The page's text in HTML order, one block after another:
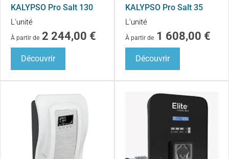
KALYPSO Pro Salt 130
L'unité
À partir de 2 244,00 €
Découvrir
KALYPSO Pro Salt 35
L'unité
À partir de 1 608,00 €
Découvrir